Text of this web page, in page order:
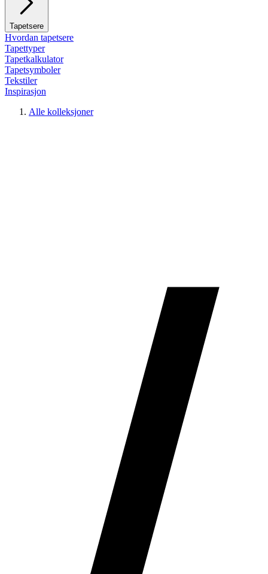
Tapetsere
Hvordan tapetsere
Tapettyper
Tapetkalkulator
Tapetsymboler
Tekstiler
Inspirasjon
Alle kolleksjoner